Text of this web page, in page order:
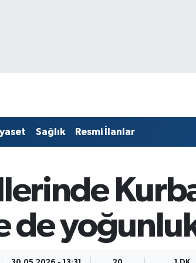
Sağlık Resmi İlanlar
de